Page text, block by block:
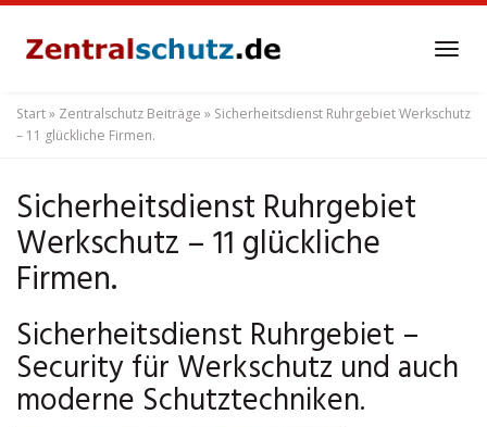
content
Start» Zentralschutz Beiträge » Sicherheitsdienst Ruhrgebiet Werkschutz
– 11 glückliche Firmen.
Sicherheitsdienst Ruhrgebiet
Werkschutz – 11 glückliche
Firmen.
Sicherheitsdienst Ruhrgebiet –
Security für Werkschutz und auch
moderne Schutztechniken.